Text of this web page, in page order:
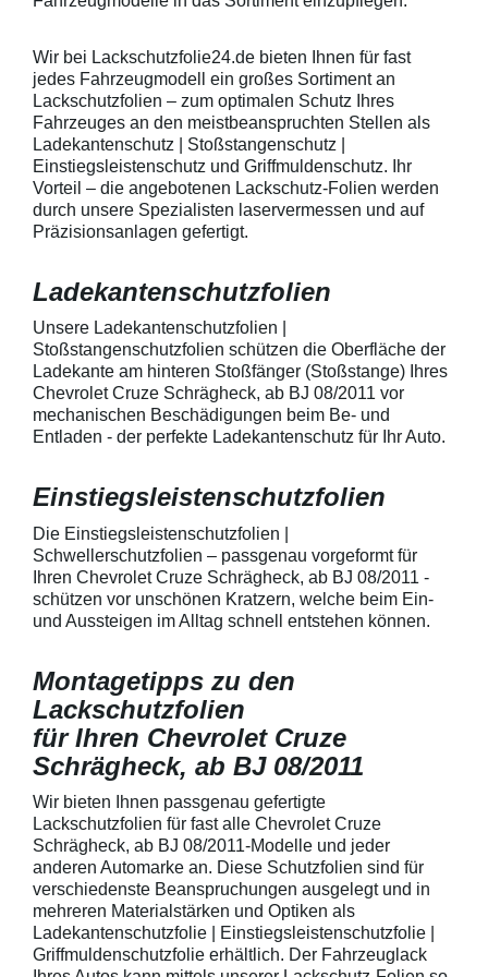
heraus in alle Richtungen
kontaktieren Sie uns bitte
telefonisch. Lieferumfang
transparente Lackschutzfolie 5
Stück Lackschutzpads für 5
Griffmulden / Griffschalen
Merkmale Spezielle Vinylfolie mit
bestmöglichem Schutz gegen
Kratzer und Abrieb Bestens
geeignet zum Schutz von
Fahrzeugkarosserien gegen
mechanische Einwirkung am
Fahrzeugkarosserien und
mechanische Einwirkung
entwickeltStärke der Folie beträgt
150 µmSchützt den wertvollen
Lack in der GriffmuldenKeine
unschönen Kratzer durch
Fingenägel oder Ringe in den
GriffmuldenSpezielle Vinylfolie mit
bestmöglichem Schutz gegen
Folie mit
beigelegter
diese danach
anstreichen -
Lackschutzfolie
heraus in alle
ausstreichen.
kontaktieren
telefonisch.
geeignet zum
mechanische
zum Schutz von
150 µmSchützt
Lack in der
Fingenägel
bestmöglichem
Kratzer und
Fahrzeuglack
Wir bei Lackschutzfolie24.de bieten Ihnen für fast
jedes Fahrzeugmodell ein großes Sortiment an
Lackschutzfolien – zum optimalen Schutz Ihres
Fahrzeuges an den meistbeanspruchten Stellen als
Ladekantenschutz | Stoßstangenschutz |
Einstiegsleistenschutz und Griffmuldenschutz. Ihr
Vorteil – die angebotenen Lackschutz-Folien werden
durch unsere Spezialisten laservermessen und auf
Präzisionsanlagen gefertigt.
Ladekantenschutzfolien
Unsere Ladekantenschutzfolien |
Stoßstangenschutzfolien schützen die Oberfläche der
Ladekante am hinteren Stoßfänger (Stoßstange) Ihres
Chevrolet Cruze Schrägheck, ab BJ 08/2011 vor
mechanischen Beschädigungen beim Be- und
Entladen - der perfekte Ladekantenschutz für Ihr Auto.
Einstiegsleistenschutzfolien
Die Einstiegsleistenschutzfolien |
Schwellerschutzfolien – passgenau vorgeformt für
Ihren Chevrolet Cruze Schrägheck, ab BJ 08/2011 -
schützen vor unschönen Kratzern, welche beim Ein-
und Aussteigen im Alltag schnell entstehen können.
Montagetipps zu den
Lackschutzfolien
für Ihren Chevrolet Cruze
Schrägheck, ab BJ 08/2011
Wir bieten Ihnen passgenau gefertigte
Lackschutzfolien für fast alle Chevrolet Cruze
Schrägheck, ab BJ 08/2011-Modelle und jeder
anderen Automarke an. Diese Schutzfolien sind für
verschiedenste Beanspruchungen ausgelegt und in
mehreren Materialstärken und Optiken als
Ladekantenschutzfolie | Einstiegsleistenschutzfolie |
Griffmuldenschutzfolie erhältlich. Der Fahrzeuglack